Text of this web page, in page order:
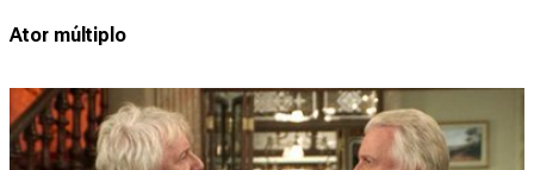
Ator múltiplo